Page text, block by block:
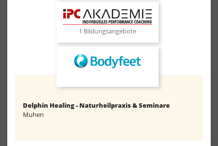
1 Bildungsangebote
Delphin Healing - Naturheilpraxis & Seminare
Muhen